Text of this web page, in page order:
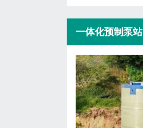
一体化预制泵站